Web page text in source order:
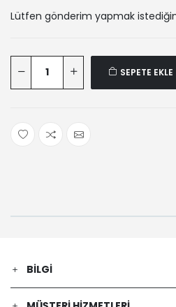
Lütfen gönderim yapmak
SEPETE EKLE
BILGI